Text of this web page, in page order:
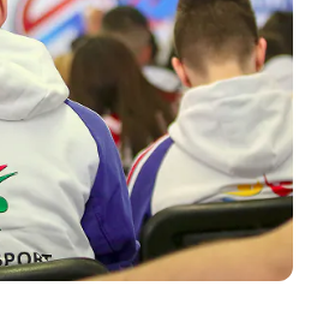
kiseonika. Ostvareni rezultat
vrednostima. Primenom
maksimalna aerobna brzina
maksimalne potrošnje
korisiti kao parametar
sa ciljem poboljšanja i
traci za trčanje.